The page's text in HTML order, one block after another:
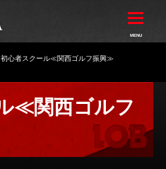
初心者スクール≪関西ゴルフ振興≫
≪関西ゴルフ